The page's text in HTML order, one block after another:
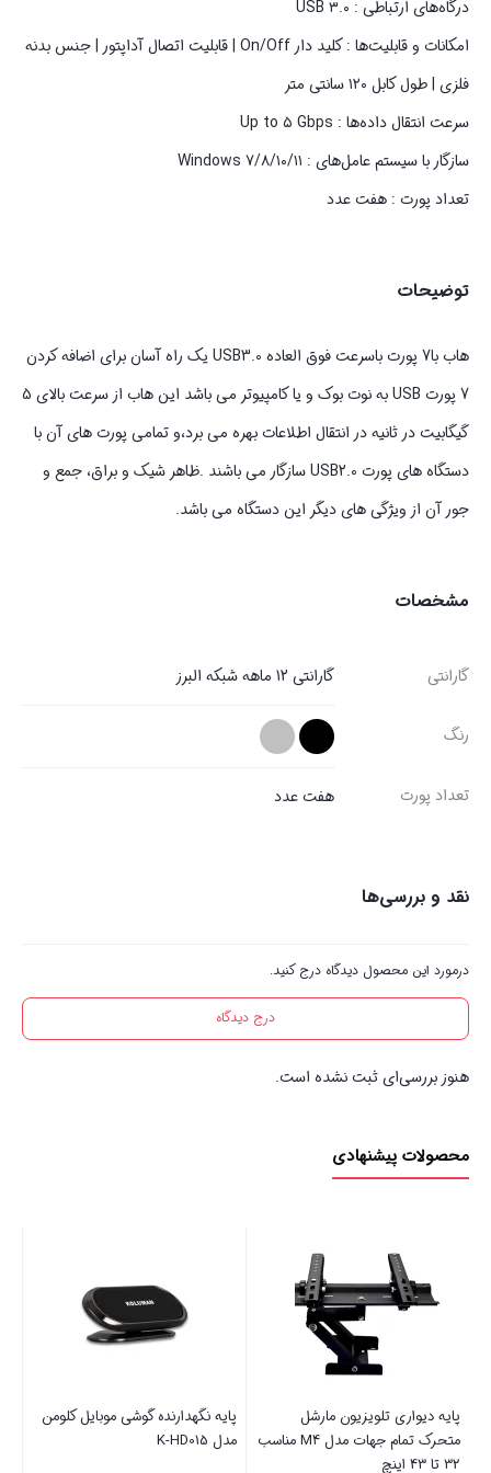
درگاه‌های ارتباطی : USB ۳.۰
امکانات و قابلیت‌ها : کلید دار On/Off | قابلیت اتصال آداپتور | جنس بدنه
فلزی | طول کابل ۱۲۰ سانتی متر
سرعت انتقال داده‌ها : Up to ۵ Gbps
سازگار با سیستم‌ عامل‌های : ۱۰/۱۱/Windows ۷/۸
تعداد پورت‌ : هفت عدد
توضیحات
هاب با7 پورت باسرعت فوق العاده USB3.0 یک راه آسان برای اضافه کردن
7 پورت USB به نوت بوک و یا کامپیوتر می باشد این هاب از سرعت بالای 5
گیگابیت در ثانیه در انتقال اطلاعات بهره می برد،و تمامی پورت های آن با
دستگاه های پورت USB2.0 سازگار می باشند .ظاهر شیک و براق، جمع و
جور آن از ویژگی های دیگر این دستگاه می باشد.
مشخصات
گارانتی گارانتی 12 ماهه شبکه البرز
رنگ
تعداد پورت‌ هفت عدد
نقد و بررسی‌ها
درمورد این محصول دیدگاه درج کنید.
درج دیدگاه
هنوز بررسی‌ای ثبت نشده است.
محصولات پیشنهادی
تلویزیون مارشل
متحرک تمام جهات مدل M4 مناسب
پایه نگهدارنده گوشی موبایل کلومن
مدل K-HD015
مودم 4G LTE سیگنالینک مدل R201